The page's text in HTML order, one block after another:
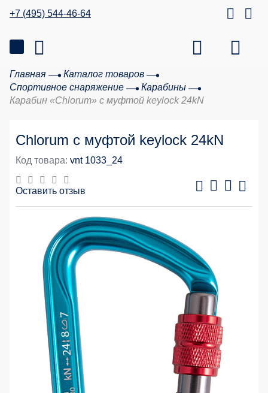
+7 (495) 544-46-64
Главная
Каталог товаров
Спортивное снаряжение
Карабины
Карабин «Chlorum» с муфтой keylock 24kN
Chlorum с муфтой keylock 24kN
Код товара: vnt 1033_24
Оставить отзыв